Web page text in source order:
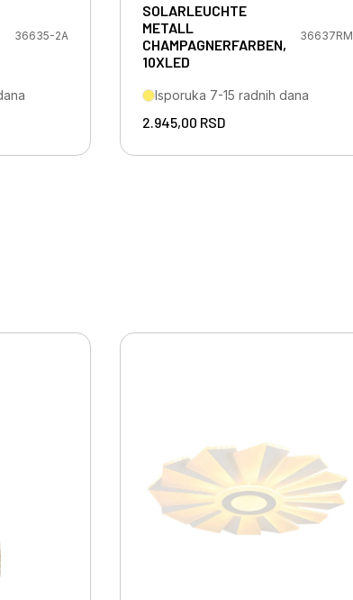
36635-2A
SOLARLEUCHTE
METALL
CHAMPAGNERFARBEN,
10XLED
36637RM
Isporuka 7-15 radnih dana
2.945,00 RSD